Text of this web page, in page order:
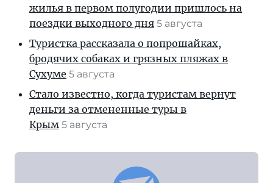
жилья в первом полугодии пришлось на
поездки выходного дня 5 августа
Туристка рассказала о попрошайках,
бродячих собаках и грязных пляжах в
Сухуме 5 августа
Стало известно, когда туристам вернут
деньги за отмененные туры в
Крым 5 августа